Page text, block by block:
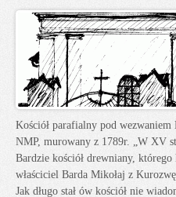
Kościół parafialny pod wezwaniem
NMP, murowany z 1789r. „W XV
Bardzie kościół drewniany, którego
właściciel Barda Mikołaj z
Jak długo stał ów kościół nie